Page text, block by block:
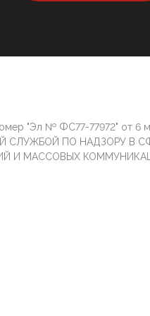
"Эл № ФС77-77972" от 6
СЛУЖБОЙ ПО НАДЗОРУ В
И МАССОВЫХ